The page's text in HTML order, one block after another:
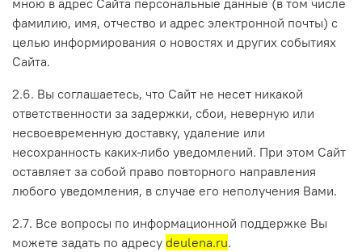
мною в адрес Сайта персональные данные (в том числе
фамилию, имя, отчество и адрес электронной почты) с
целью информирования о новостях и других событиях
Сайта.
2.6. Вы соглашаетесь, что Сайт не несет никакой
ответственности за задержки, сбои, неверную или
несвоевременную доставку, удаление или
несохранность каких-либо уведомлений. При этом Сайт
оставляет за собой право повторного направления
любого уведомления, в случае его неполучения Вами.
2.7. Все вопросы по информационной поддержке Вы
можете задать по адресу deulena.ru.